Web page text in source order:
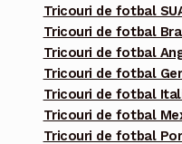
Tricouri de fotbal
Tricouri de fotbal
Tricouri de fotbal
Tricouri de fotbal
Tricouri de fotbal
Tricouri de fotbal
Tricouri de fotbal